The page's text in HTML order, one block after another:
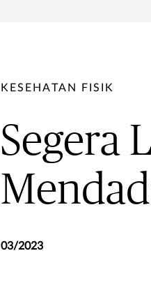
KESEHATAN FISIK
Segera
03/2023